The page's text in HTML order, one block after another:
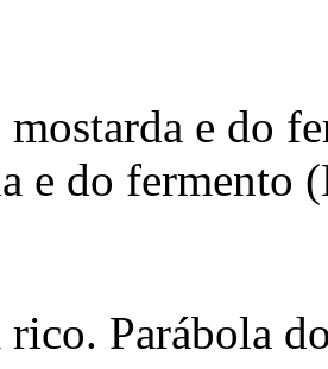
mostarda e do
e do fermento
rico. Parábola